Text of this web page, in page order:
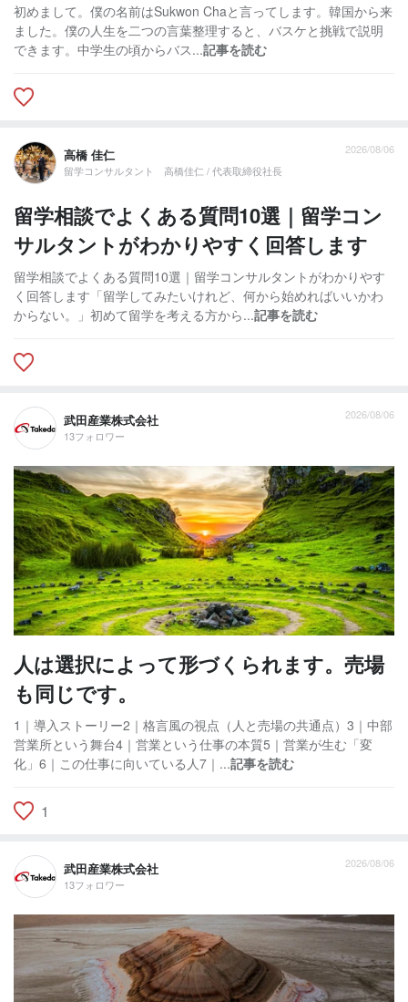
初めまして。僕の名前はSukwon Chaと言ってします。韓国から来
ました。僕の人生を二つの言葉整理すると、バスケと挑戦で説明
できます。中学生の頃からバス...記事を読む
高橋 佳仁
留学コンサルタント 高橋佳仁 / 代表取締役社長
2026/08/06
留学相談でよくある質問10選｜留学コン
サルタントがわかりやすく回答します
留学相談でよくある質問10選｜留学コンサルタントがわかりやす
く回答します「留学してみたいけれど、何から始めればいいかわ
からない。」初めて留学を考える方から...記事を読む
武田産業株式会社
13フォロワー
2026/08/06
人は選択によって形づくられます。売場
も同じです。
1｜導入ストーリー2｜格言風の視点（人と売場の共通点）3｜中部
営業所という舞台4｜営業という仕事の本質5｜営業が生む「変
化」6｜この仕事に向いている人7｜...記事を読む
1
武田産業株式会社
13フォロワー
2026/08/06